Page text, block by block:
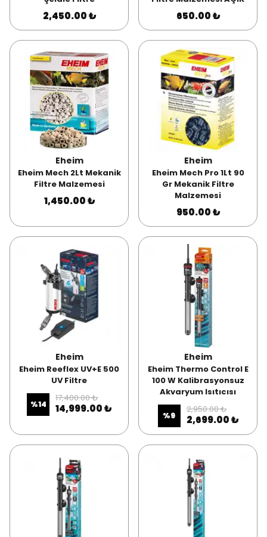
2,450.00 ₺ 650.00 ₺
Eheim
Eheim Mech 2Lt Mekanik
Filtre Malzemesi
1,450.00 ₺
Eheim
Eheim Mech Pro 1Lt 90
Gr Mekanik Filtre
Malzemesi
950.00 ₺
Eheim
Eheim Reeflex UV+E 500
UV Filtre
%14
17,400.00 ₺
14,999.00 ₺
Eheim
Eheim Thermo Control E
100 W Kalibrasyonsuz
Akvaryum Isıtıcısı
%9
2,950.00 ₺
2,699.00 ₺